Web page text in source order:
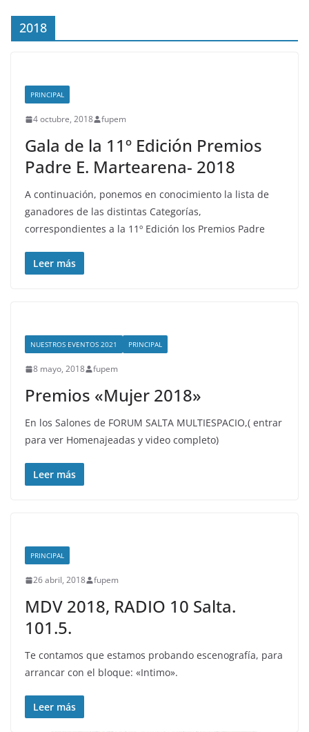
2018
PRINCIPAL
4 octubre, 2018 fupem
Gala de la 11º Edición Premios
Padre E. Martearena- 2018
A continuación, ponemos en conocimiento la lista de
ganadores de las distintas Categorías,
correspondientes a la 11º Edición los Premios Padre
Leer más
NUESTROS EVENTOS 2021 PRINCIPAL
8 mayo, 2018 fupem
Premios «Mujer 2018»
En los Salones de FORUM SALTA MULTIESPACIO,( entrar
para ver Homenajeadas y video completo)
Leer más
PRINCIPAL
26 abril, 2018 fupem
MDV 2018, RADIO 10 Salta.
101.5.
Te contamos que estamos probando escenografía, para
arrancar con el bloque: «Intimo».
Leer más